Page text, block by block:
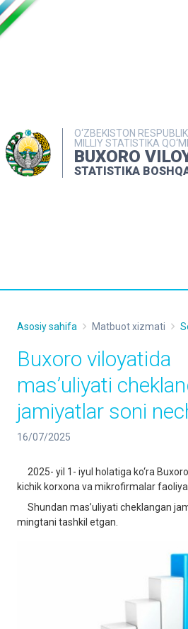
O‘ZBEKISTON
MILLIY STATISTIKA
BUXORO
STATISTIKA
MATBUOT
Asosiy sahifa Matbuot xizmati
Buxoro viloyatida
mas’uliyati
jamiyatlar soni
16/07/2025
2025- yil 1- iyul holatiga ko‘ra
kichik korxona va mikrofirmalar
Shundan mas’uliyati cheklangan
mingtani tashkil etgan.